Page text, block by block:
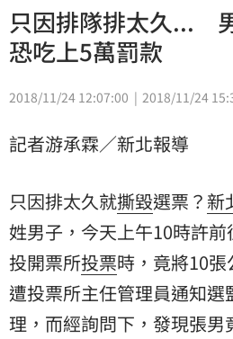
只因排隊排太久...
恐吃上5萬罰款
2018/11/24 12:07:00 2018/11/24
記者游承霖／新北報導
只因排太久就撕毀選票？ 新
姓男子，今天上午10時許
投開票所投票時，竟將10張
遭投票所主任管理員通知
理，而經詢問下，發現張男